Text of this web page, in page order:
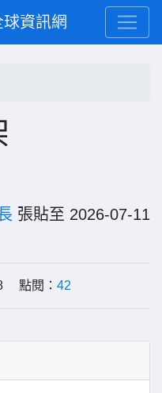
資訊網
張貼至 2026-07-11
點閱： 42